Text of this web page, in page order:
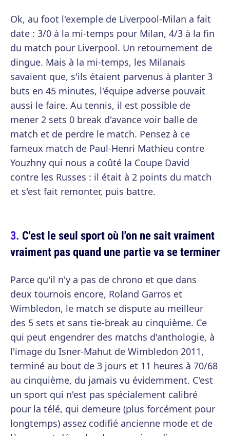
Ok, au foot l'exemple de Liverpool-Milan a fait
date : 3/0 à la mi-temps pour Milan, 4/3 à la fin
du match pour Liverpool. Un retournement de
dingue. Mais à la mi-temps, les Milanais
savaient que, s'ils étaient parvenus à planter 3
buts en 45 minutes, l'équipe adverse pouvait
aussi le faire. Au tennis, il est possible de
mener 2 sets 0 break d'avance voir balle de
match et de perdre le match. Pensez à ce
fameux match de Paul-Henri Mathieu contre
Youzhny qui nous a coûté la Coupe David
contre les Russes : il était à 2 points du match
et s'est fait remonter, puis battre.
C'est le seul sport où l'on ne sait vraiment
vraiment pas quand une partie va se terminer
Parce qu'il n'y a pas de chrono et que dans
deux tournois encore, Roland Garros et
Wimbledon, le match se dispute au meilleur
des 5 sets et sans tie-break au cinquième. Ce
qui peut engendrer des matchs d'anthologie, à
l'image du Isner-Mahut de Wimbledon 2011,
terminé au bout de 3 jours et 11 heures à 70/68
au cinquième, du jamais vu évidemment. C'est
un sport qui n'est pas spécialement calibré
pour la télé, qui demeure (plus forcément pour
longtemps) assez codifié ancienne mode et de